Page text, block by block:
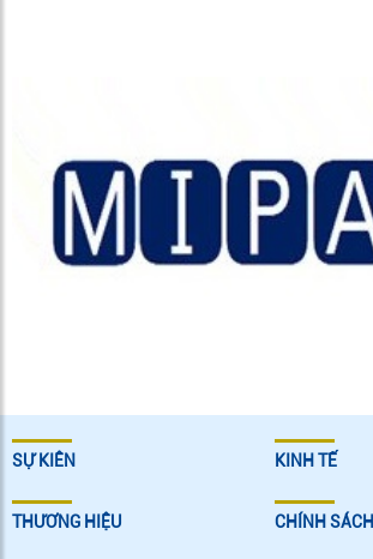
SỰ KIÊN KINH TẾ
THƯƠNG HIỆU CHÍNH SÁCH